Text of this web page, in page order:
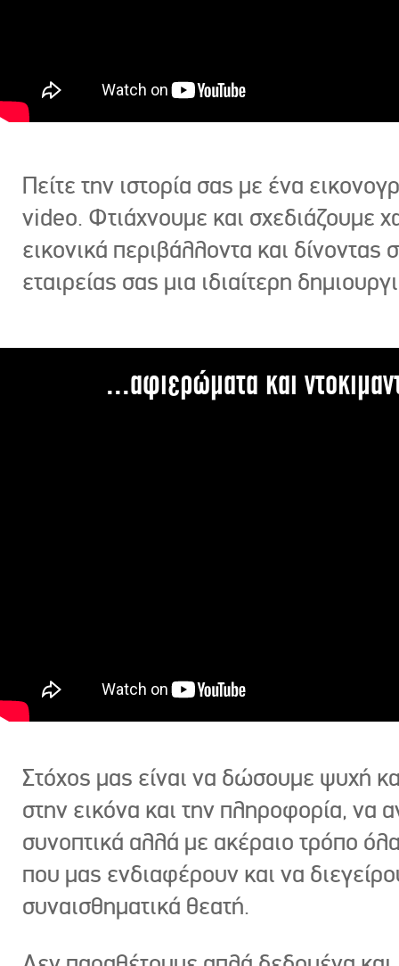
Πείτε την ιστορία σας με ένα
video. Φτιάχνουμε και σχεδιάζουμε
εικονικά περιβάλλοντα και δίνοντας
εταιρείας σας μια ιδιαίτερη
...αφιερώματα και
Στόχος μας είναι να δώσουμε ψυχή
στην εικόνα και την πληροφορία, να
συνοπτικά αλλά με ακέραιο τρόπο
που μας ενδιαφέρουν και να
συναισθηματικά θεατή.